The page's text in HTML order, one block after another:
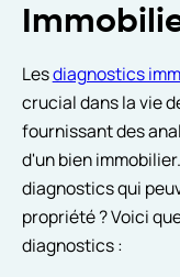
Lesdiagnostics
crucial dans la vie
fournissant des
d'un bien
diagnostics qui
propriété ? Voici
diagnostics :